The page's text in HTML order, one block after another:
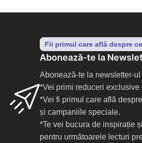
Fii primul care află despre
Abonează-te la
Abonează-te la newsletter-ul
*Vei primi reduceri exclusive
*Vei fi primul care află
și campaniile speciale.
*Te vei bucura de inspirație
pentru următoarele lecturi